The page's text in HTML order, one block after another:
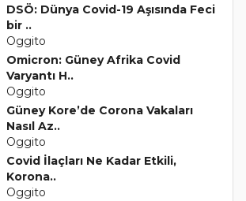
DSÖ: Dünya Covid-19 Aşısında Feci
bir ..
Oggito
Omicron: Güney Afrika Covid
Varyantı H..
Oggito
Güney Kore’de Corona Vakaları
Nasıl Az..
Oggito
Covid İlaçları Ne Kadar Etkili,
Korona..
Oggito